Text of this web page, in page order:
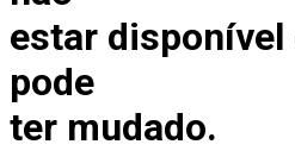
estar disponível
pode
ter mudado.